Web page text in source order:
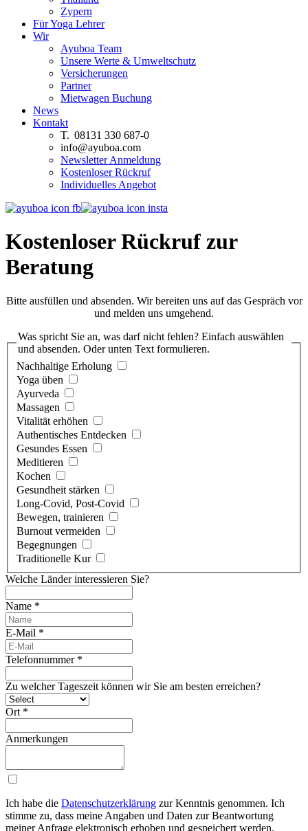
Zypern
Für Yoga Lehrer
Wir
Ayuboa Team
Unsere Werte & Umweltschutz
Versicherungen
Partner
Mietwagen Buchung
News
Kontakt
T. 08131 330 687-0
info@ayuboa.com
Newsletter Anmeldung
Kostenloser Rückruf
Individuelles Angebot
Kostenloser Rückruf zur
Beratung
Bitte ausfüllen und absenden. Wir bereiten uns auf das Gespräch vor
und melden uns umgehend.
Was spricht Sie an, was darf nicht fehlen? Einfach auswählen
und absenden. Oder unten Text formulieren.
Nachhaltige Erholung
Yoga üben
Ayurveda
Massagen
Vitalität erhöhen
Authentisches Entdecken
Gesundes Essen
Meditieren
Kochen
Gesundheit stärken
Long-Covid, Post-Covid
Bewegen, trainieren
Burnout vermeiden
Begegnungen
Traditionelle Kur
Welche Länder interessieren Sie?
Name *
E-Mail *
Telefonnummer *
Zu welcher Tageszeit können wir Sie am besten erreichen?
Ort *
Anmerkungen
Ich habe die Datenschutzerklärung zur Kenntnis genommen. Ich
stimme zu, dass meine Angaben und Daten zur Beantwortung
meiner Anfrage elektronisch erhoben und gespeichert werden.